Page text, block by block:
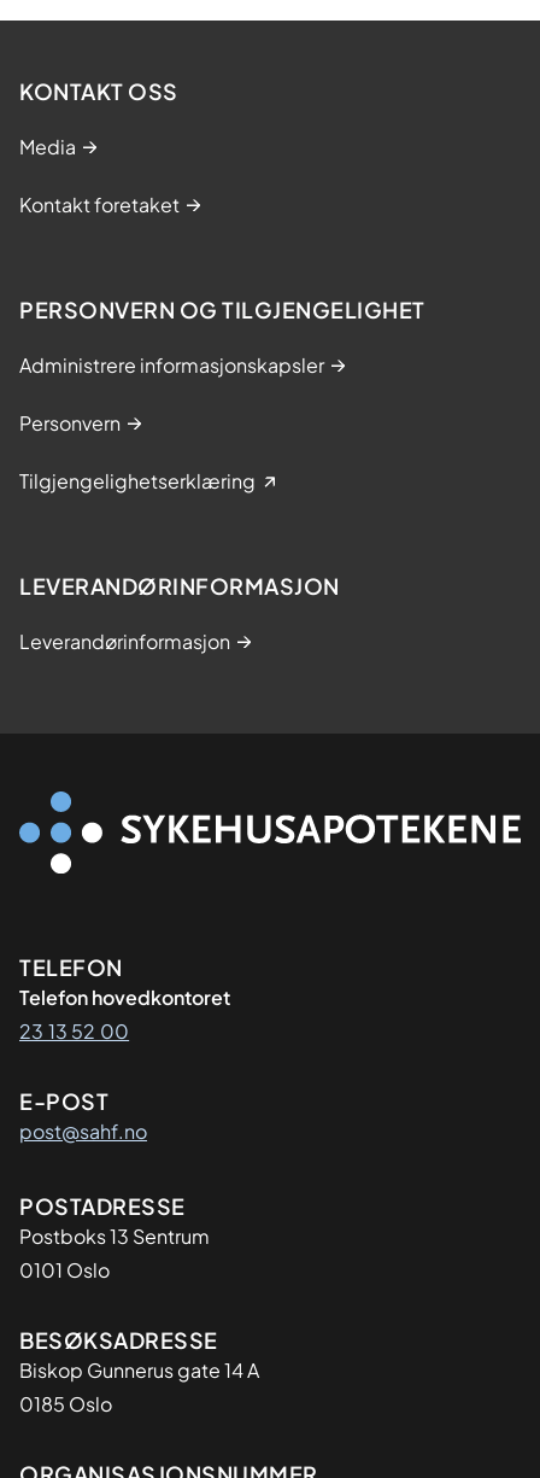
KONTAKT OSS
Media
Kontakt foretaket
PERSONVERN OG TILGJENGELIGHET
Administrere informasjonskapsler
Personvern
Tilgjengelighetserklæring
LEVERANDØRINFORMASJON
Leverandørinformasjon
Kontaktinformasjon
TELEFON
Telefon hovedkontoret
23 13 52 00
E-POST
post@sahf.no
Adresse
POSTADRESSE
Postboks 13 Sentrum
0101 Oslo
BESØKSADRESSE
Biskop Gunnerus gate 14 A
0185 Oslo